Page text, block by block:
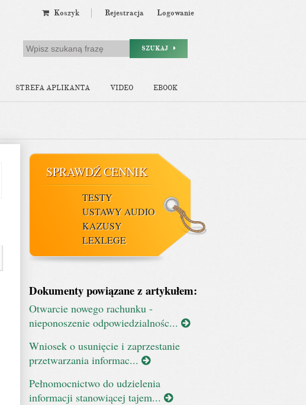
Koszyk Rejestracja Logowanie
SZUKAJ
STREFA APLIKANTA VIDEO EBOOK
SPRAWDŹ CENNIK
TESTY
USTAWY AUDIO
KAZUSY
LEXLEGE
Dokumenty powiązane z artykułem:
Otwarcie nowego rachunku -
nieponoszenie odpowiedzialnośc...
Wniosek o usunięcie i zaprzestanie
przetwarzania informac...
Pełnomocnictwo do udzielenia
informacji stanowiącej tajem...